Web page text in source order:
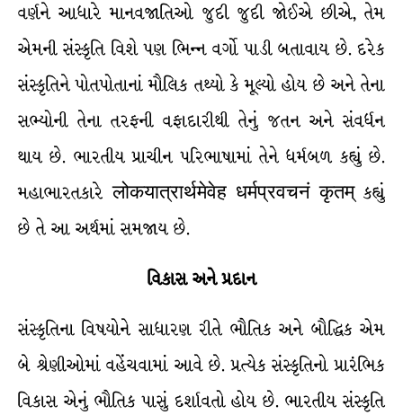
વર્ણને આધારે માનવજાતિઓ જુદી જુદી જોઈએ છીએ, તેમ
એમની સંસ્કૃતિ વિશે પણ ભિન્ન વર્ગો પાડી બતાવાય છે. દરેક
સંસ્કૃતિને પોતપોતાનાં મૌલિક તથ્યો કે મૂલ્યો હોય છે અને તેના
સભ્યોની તેના તરફની વફાદારીથી તેનું જતન અને સંવર્ધન
થાય છે. ભારતીય પ્રાચીન પરિભાષામાં તેને ધર્મબળ કહ્યું છે.
મહાભારતકારે लोकयात्रार्थमेवेह धर्मप्रवचनं कृतम् કહ્યું
છે તે આ અર્થમાં સમજાય છે.
વિકાસ અને પ્રદાન
સંસ્કૃતિના વિષયોને સાધારણ રીતે ભૌતિક અને બૌદ્ધિક એમ
બે શ્રેણીઓમાં વહેંચવામાં આવે છે. પ્રત્યેક સંસ્કૃતિનો પ્રારંભિક
વિકાસ એનું ભૌતિક પાસું દર્શાવતો હોય છે. ભારતીય સંસ્કૃતિ